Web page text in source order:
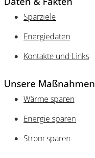
Sparziele
Energiedaten
Kontakte und Links
Unsere Maßnahmen
Wärme sparen
Energie sparen
Strom sparen